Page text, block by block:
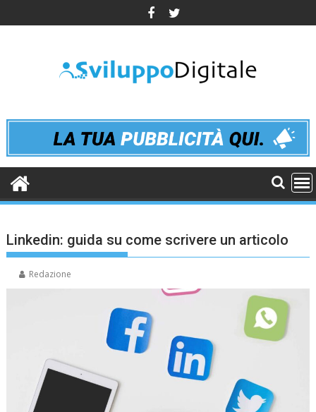
to
Linkedin: guida su come scrivere un articolo
Redazione